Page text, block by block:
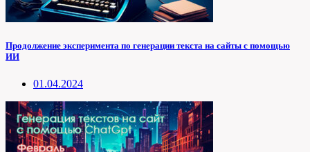
Продолжение эксперимента по генерации текста на сайты с помощью
ИИ
01.04.2024